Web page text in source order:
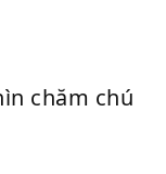
chăm chú